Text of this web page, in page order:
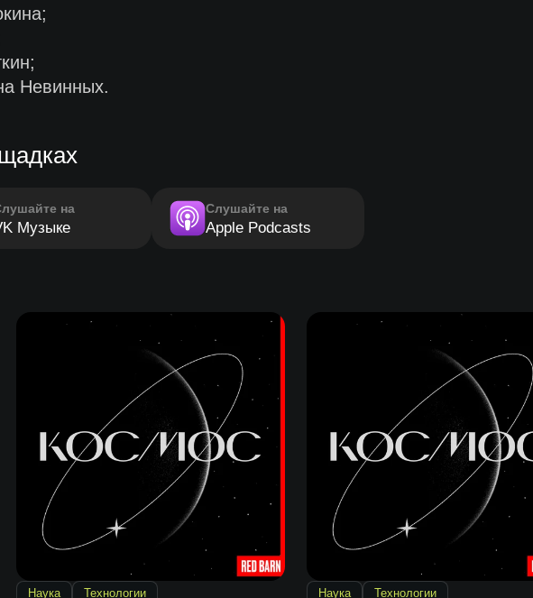
Невинных.
на
Музыке
Слушайте на
Apple Podcasts
Наука Технологии Наука Технологии